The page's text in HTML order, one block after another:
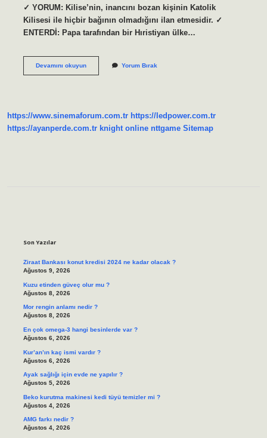
✓ YORUM: Kilise’nin, inancını bozan kişinin Katolik
Kilisesi ile hiçbir bağının olmadığını ilan etmesidir. ✓
ENTERDİ: Papa tarafından bir Hıristiyan ülke…
Devamını okuyunYahudilikte Yorum Bırak
https://www.sinemaforum.com.tr https://ledpower.com.tr
https://ayanperde.com.tr knight online nttgame Sitemap
Son Yazılar
Ziraat Bankası konut kredisi 2024 ne kadar olacak ?
Ağustos 9, 2026
Kuzu etinden güveç olur mu ?
Ağustos 8, 2026
Mor rengin anlamı nedir ?
Ağustos 8, 2026
En çok omega-3 hangi besinlerde var ?
Ağustos 6, 2026
Kur’an’ın kaç ismi vardır ?
Ağustos 6, 2026
Ayak sağlığı için evde ne yapılır ?
Ağustos 5, 2026
Beko kurutma makinesi kedi tüyü temizler mi ?
Ağustos 4, 2026
AMG farkı nedir ?
Ağustos 4, 2026